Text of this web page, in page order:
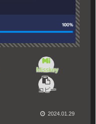
Misskey
コピー
2024.01.29